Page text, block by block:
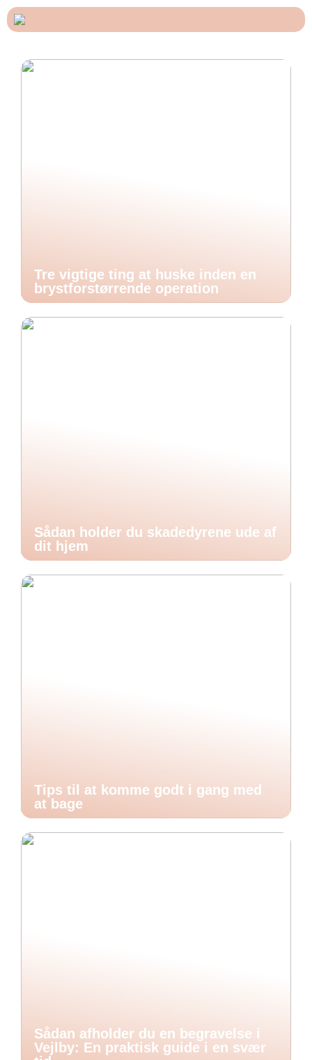
Tre vigtige ting at huske inden en
brystforstørrende operation
Sådan holder du skadedyrene ude af
dit hjem
Tips til at komme godt i gang med
at bage
Sådan afholder du en begravelse i
Vejlby: En praktisk guide i en svær